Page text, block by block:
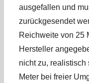
ausgefallen und
zurückgesendet
Reichweite von 25
Hersteller
nicht zu, realistisch
Meter bei freier